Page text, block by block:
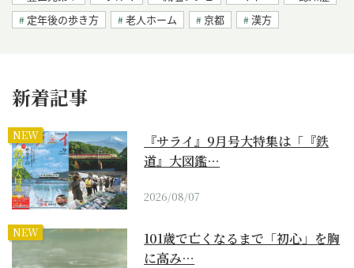
定年後の歩き方
老人ホーム 京都 漢方
新着記事
NEW
『サライ』9月号大特集は「『鉄
道』大図鑑…
2026/08/07
NEW
101歳で亡くなるまで「初心」を胸
に高み…